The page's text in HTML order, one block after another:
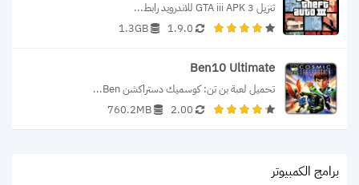
تنزيل 3 GTA iii APK للاندرويد رابط...
1.9.0
1.3GB
Ben10 Ultimate
تحميل لعبة بن تن: كوسميك دستراكشن Ben...
2.00
760.2MB
برامج الكمبيوتر